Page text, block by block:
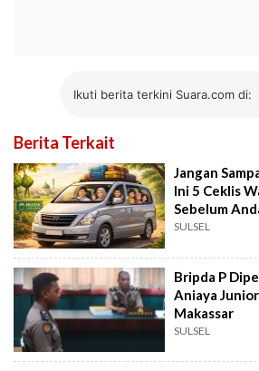
Ikuti berita terkini Suara.com di:
Berita Terkait
Jangan
Ini 5 Ceklis
Sebelum
SULSEL
Bripda P
Aniaya
Makassar
SULSEL